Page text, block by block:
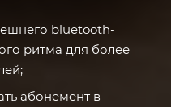
bluetooth-
ритма для более
абонемент в